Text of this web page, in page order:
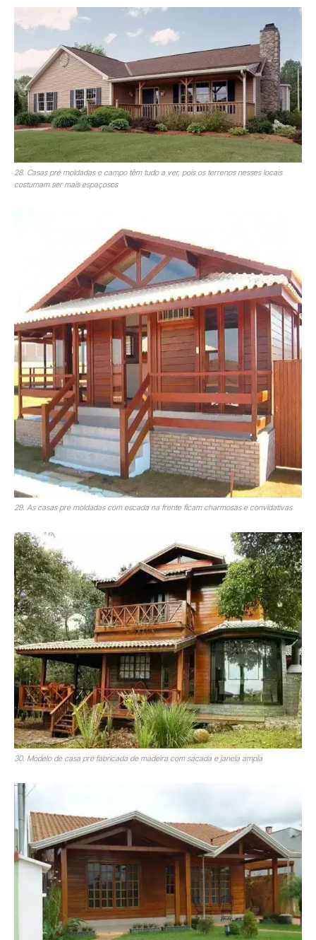
28. Casas pré moldadas e campo têm tudo a ver, pois os terrenos nesses locais
costumam ser mais espaçosos
29. As casas pré moldadas com escada na frente ficam charmosas e convidativas
30. Modelo de casa pré fabricada de madeira com sacada e janela ampla